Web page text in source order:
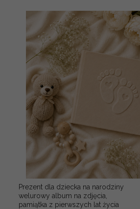
Prezent dla dziecka na narodziny
welurowy album na zdjęcia,
pamiątka z pierwszych lat życia